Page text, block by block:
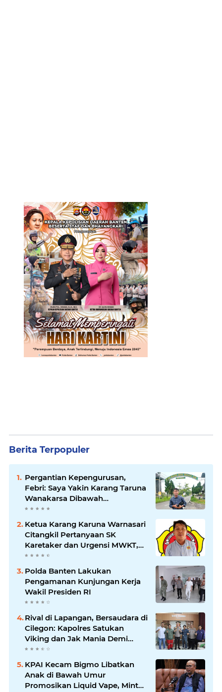
Berita Terpopuler
Pergantian Kepengurusan,
Febri: Saya Yakin Karang Taruna
Wanakarsa Dibawah
Kepemimpinan Bung Entus
Ketua Karang Karuna Warnasari
Citangkil Pertanyaan SK
Karetaker dan Urgensi MWKT,
Saat Suasana Berduka
Polda Banten Lakukan
Pengamanan Kunjungan Kerja
Wakil Presiden RI
Rival di Lapangan, Bersaudara di
Cilegon: Kapolres Satukan
Viking dan Jak Mania Demi
Nobar Damai Piala Presiden
KPAI Kecam Bigmo Libatkan
Anak di Bawah Umur
Promosikan Liquid Vape, Minta